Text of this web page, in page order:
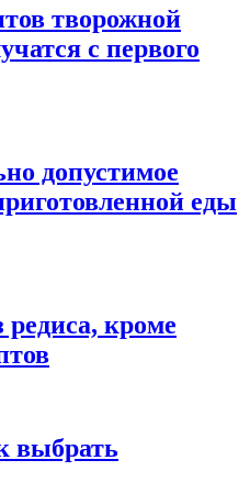
творожной
с первого
допустимое
еды
редиса, кроме
выбрать